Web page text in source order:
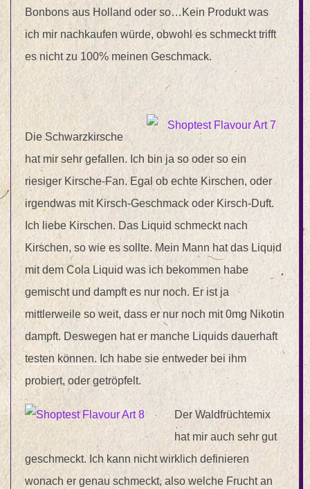
Bonbons aus Holland oder so…Kein Produkt was
ich mir nachkaufen würde, obwohl es schmeckt trifft
es nicht zu 100% meinen Geschmack.
Die Schwarzkirsche
hat mir sehr gefallen. Ich bin ja so oder so ein
riesiger Kirsche-Fan. Egal ob echte Kirschen, oder
irgendwas mit Kirsch-Geschmack oder Kirsch-Duft.
Ich liebe Kirschen. Das Liquid schmeckt nach
Kirschen, so wie es sollte. Mein Mann hat das Liquid
mit dem Cola Liquid was ich bekommen habe
gemischt und dampft es nur noch. Er ist ja
mittlerweile so weit, dass er nur noch mit 0mg Nikotin
dampft. Deswegen hat er manche Liquids dauerhaft
testen können. Ich habe sie entweder bei ihm
probiert, oder getröpfelt.
Der Waldfrüchtemix
hat mir auch sehr gut
geschmeckt. Ich kann nicht wirklich definieren
wonach er genau schmeckt, also welche Frucht an